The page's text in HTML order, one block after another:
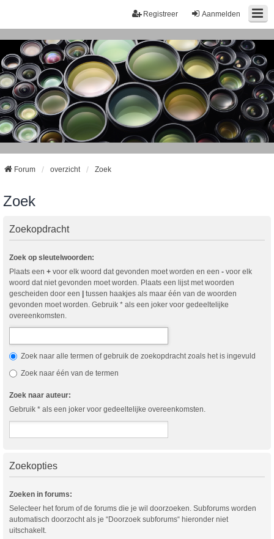
Aanmelden
Registreer
Forum overzicht Zoek
Zoek
Zoekopdracht
Zoek op sleutelwoorden:
Plaats een + voor elk woord dat gevonden moet worden en een - voor elk
woord dat niet gevonden moet worden. Plaats een lijst met woorden
gescheiden door een | tussen haakjes als maar één van de woorden
gevonden moet worden. Gebruik * als een joker voor gedeeltelijke
overeenkomsten.
Zoek naar alle termen of gebruik de zoekopdracht zoals het is ingevuld
Zoek naar één van de termen
Zoek naar auteur:
Gebruik * als een joker voor gedeeltelijke overeenkomsten.
Zoekopties
Zoeken in forums:
Selecteer het forum of de forums die je wil doorzoeken. Subforums worden
automatisch doorzocht als je “Doorzoek subforums“ hieronder niet
uitschakelt.